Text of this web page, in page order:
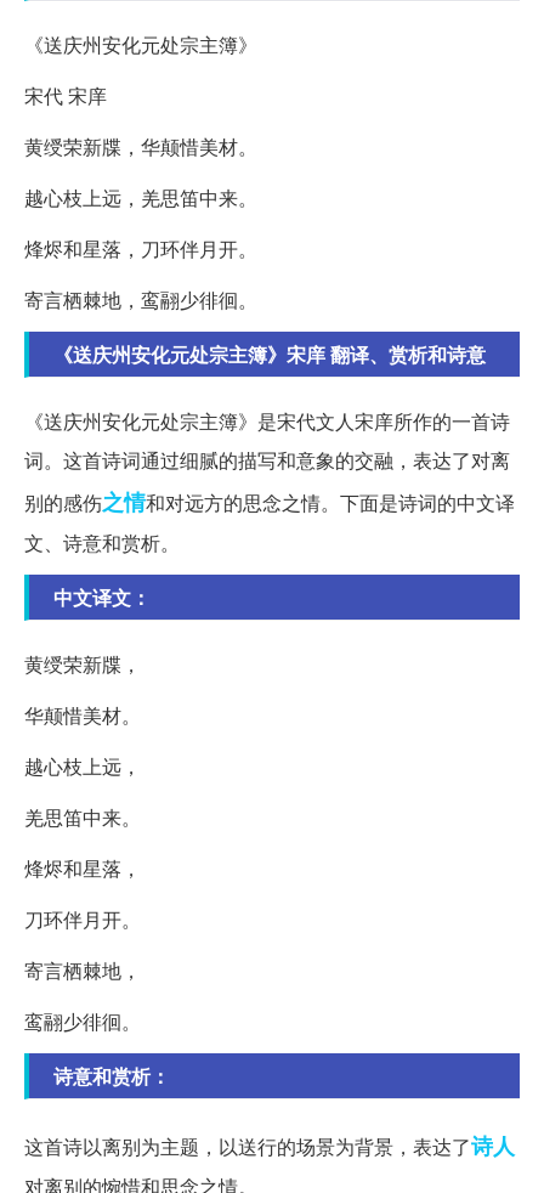
《送庆州安化元处宗主簿》
宋代 宋庠
黄绶荣新牒，华颠惜美材。
越心枝上远，羌思笛中来。
烽烬和星落，刀环伴月开。
寄言栖棘地，鸾翮少徘徊。
《送庆州安化元处宗主簿》宋庠 翻译、赏析和诗意
《送庆州安化元处宗主簿》是宋代文人宋庠所作的一首诗
词。这首诗词通过细腻的描写和意象的交融，表达了对离
别的感伤之情和对远方的思念之情。下面是诗词的中文译
文、诗意和赏析。
中文译文：
黄绶荣新牒，
华颠惜美材。
越心枝上远，
羌思笛中来。
烽烬和星落，
刀环伴月开。
寄言栖棘地，
鸾翮少徘徊。
诗意和赏析：
这首诗以离别为主题，以送行的场景为背景，表达了诗人
对离别的惋惜和思念之情。